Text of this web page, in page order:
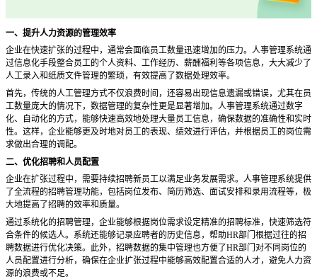
一、提升人力资源的管理效率
企业在快速扩张的过程中，通常会面临员工数量迅速增加的压力。人事管理系统通
过信息化手段整合员工的个人资料、工作经历、薪酬福利等各项信息，大大减少了
人工录入和纸质文件管理的繁琐，有效提高了数据处理效率。
首先，传统的人工管理方式不仅浪费时间，还容易出现信息遗漏或错误，尤其在员
工数量庞大的情况下，数据管理的复杂性更是显著增加。人事管理系统通过数字
化、自动化的方式，能够快速高效地处理大量员工信息，确保数据的准确性和实时
性。这样，企业能够更及时地对员工的表现、绩效进行评估，并根据员工的岗位需
求做出合理的调配。
二、优化招聘和人员配置
企业在扩张过程中，需要持续招聘新员工以满足业务发展需求。人事管理系统提供
了全流程的招聘管理功能，包括岗位发布、简历筛选、面试安排和录用流程等，极
大地提高了招聘的效率和质量。
通过系统化的招聘管理，企业能够根据岗位需求设定精准的招聘标准，快速筛选符
合条件的候选人。系统还能够记录应聘者的历史信息，帮助HR部门根据过往的招
聘数据进行优化决策。此外，招聘数据的集中管理也方便了HR部门对不同岗位的
人员配置进行分析，确保在企业扩张过程中能够高效配置合适的人才，避免人力资
源的浪费或不足。